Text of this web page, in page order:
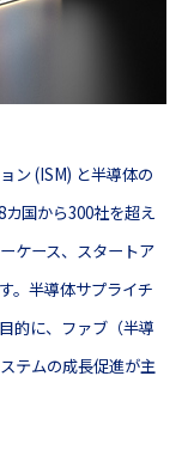
ン (ISM) と半導体の
国から300社を超え
ケース、スタートア
。半導体サプライチ
的に、ファブ（半導
テムの成長促進が主